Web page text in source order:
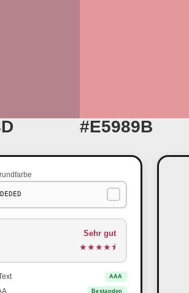
#E5989B
Sehr gut
★★★★⯨
AAA
Bestanden